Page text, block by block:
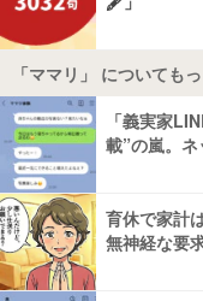
「ママリ」 についても
「義実家
載”の嵐。
育休で家計
無神経な要